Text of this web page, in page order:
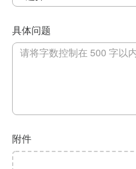
具体问题
附件